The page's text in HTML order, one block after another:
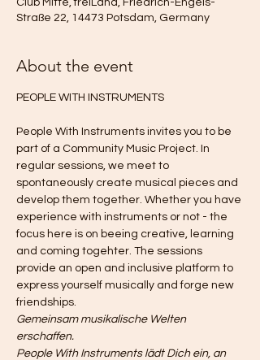
Club Mitte, freiLand, Friedrich-Engels-
Straße 22, 14473 Potsdam, Germany
About the event
People With Instruments invites you to be
part of a Community Music Project. In
regular sessions, we meet to
spontaneously create musical pieces and
develop them together. Whether you have
experience with instruments or not - the
focus here is on beeing creative, learning
and coming togehter. The sessions
provide an open and inclusive platform to
express yourself musically and forge new
friendships.
Gemeinsam musikalische Welten
erschaffen.
People With Instruments lädt Dich ein, an